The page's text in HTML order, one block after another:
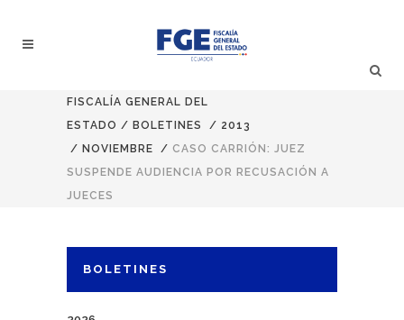
FISCALÍA GENERAL DEL
ESTADO / BOLETINES / 2013
/ NOVIEMBRE / CASO CARRIÓN: JUEZ
SUSPENDE AUDIENCIA POR RECUSACIÓN A
JUECES
BOLETINES